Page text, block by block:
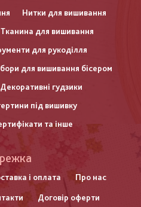
Нитки для вишивання
Тканина для вишивання
для рукоділля
для вишивання бісером
гудзики
під вишивку
та інше
і оплата Про нас
Договір оферти